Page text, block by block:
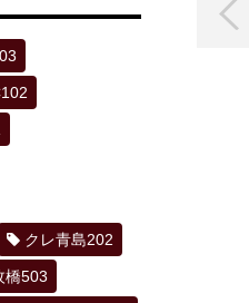
クレ青島202
橋503